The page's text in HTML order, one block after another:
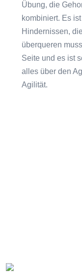
Übung, die
kombiniert. Es
Hindernissen,
überqueren
Seite und es ist
alles über den
Agilität.